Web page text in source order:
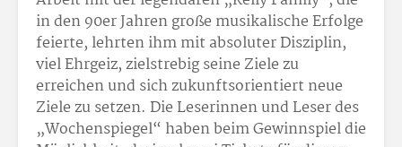
in den 90er Jahren große musikalische Erfolge
feierte, lehrten ihm mit absoluter Disziplin,
viel Ehrgeiz, zielstrebig seine Ziele zu
erreichen und sich zukunftsorientiert neue
Ziele zu setzen. Die Leserinnen und Leser des
„Wochenspiegel“ haben beim Gewinnspiel die